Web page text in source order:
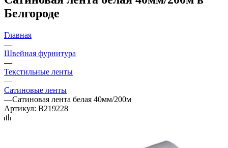
Белгороде
Главная
—
Швейная фурнитура
—
Текстильные ленты
—
Сатиновые ленты
—Сатиновая лента белая 40мм/200м
Артикул: B219228